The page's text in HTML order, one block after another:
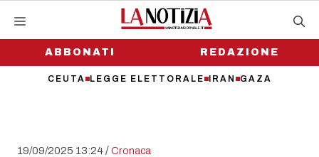
contenutoABBONATI
CEUTA LEGGE ELETTORALE IRAN GAZA
REDAZIONE
19/09/2025 13:24/Cronaca